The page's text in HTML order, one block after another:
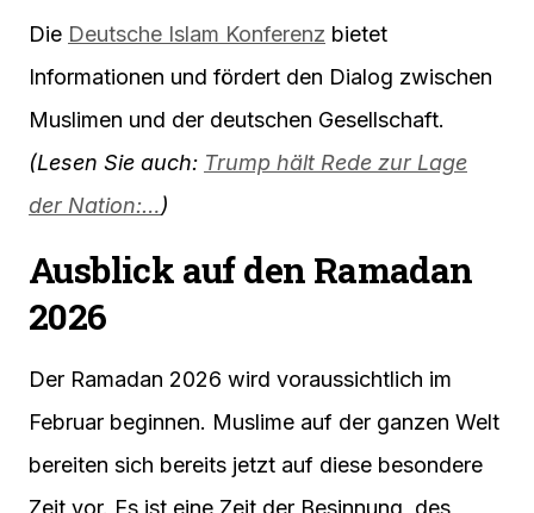
Die Deutsche Islam Konferenz bietet
Informationen und fördert den Dialog zwischen
Muslimen und der deutschen Gesellschaft.
(Lesen Sie auch: Trump hält Rede zur Lage
der Nation:…)
Ausblick auf den Ramadan
2026
Der Ramadan 2026 wird voraussichtlich im
Februar beginnen. Muslime auf der ganzen Welt
bereiten sich bereits jetzt auf diese besondere